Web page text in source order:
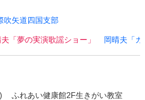
吹矢道四国支部
夫「夢の実演歌謡ショー」 岡晴夫「
ふれあい健康館2F生きがい教室